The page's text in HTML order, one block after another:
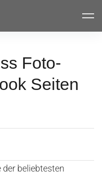
Foto-
Seiten
der beliebtesten